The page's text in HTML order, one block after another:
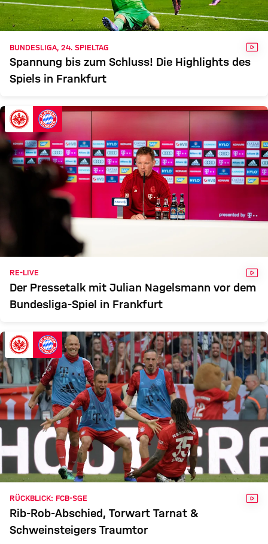
BUNDESLIGA, 24. SPIELTAG
Spannung bis zum Schluss! Die Highlights des
Spiels in Frankfurt
RE-LIVE
Der Pressetalk mit Julian Nagelsmann vor dem
Bundesliga-Spiel in Frankfurt
RÜCKBLICK: FCB-SGE
Rib-Rob-Abschied, Torwart Tarnat &
Schweinsteigers Traumtor